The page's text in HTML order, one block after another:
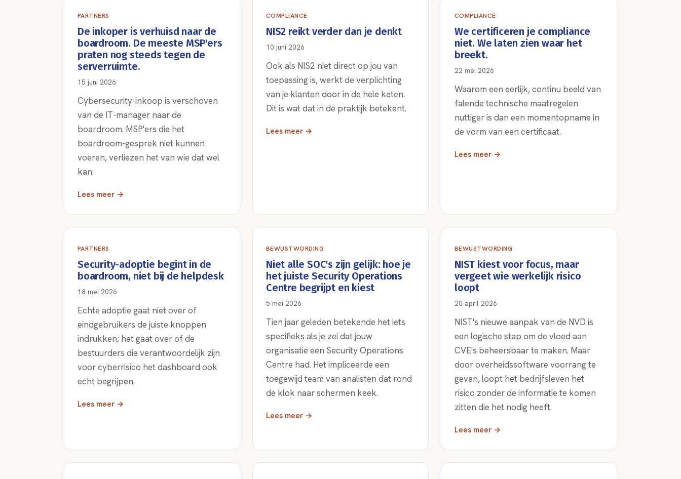
PARTNERS
De inkoper is verhuisd naar de
boardroom. De meeste MSP'ers
praten nog steeds tegen de
serverruimte.
15 juni 2026
Cybersecurity-inkoop is verschoven
van de IT-manager naar de
boardroom. MSP'ers die het
boardroom-gesprek niet kunnen
voeren, verliezen het van wie dat wel
kan.
Lees meer →
COMPLIANCE
NIS2 reikt verder dan je denkt
10 juni 2026
Ook als NIS2 niet direct op jou van
toepassing is, werkt de verplichting
van je klanten door in de hele keten.
Dit is wat dat in de praktijk betekent.
Lees meer →
COMPLIANCE
We certificeren je compliance
niet. We laten zien waar het
breekt.
22 mei 2026
Waarom een eerlijk, continu beeld van
falende technische maatregelen
nuttiger is dan een momentopname in
de vorm van een certificaat.
Lees meer →
PARTNERS
Security-adoptie begint in de
boardroom, niet bij de helpdesk
18 mei 2026
Echte adoptie gaat niet over of
eindgebruikers de juiste knoppen
indrukken; het gaat over of de
bestuurders die verantwoordelijk zijn
voor cyberrisico het dashboard ook
echt begrijpen.
Lees meer →
BEWUSTWORDING
Niet alle SOC's zijn gelijk: hoe je
het juiste Security Operations
Centre begrijpt en kiest
5 mei 2026
Tien jaar geleden betekende het iets
specifieks als je zei dat jouw
organisatie een Security Operations
Centre had. Het impliceerde een
toegewijd team van analisten dat rond
de klok naar schermen keek.
Lees meer →
BEWUSTWORDING
NIST kiest voor focus, maar
vergeet wie werkelijk risico
loopt
20 april 2026
NIST's nieuwe aanpak van de NVD is
een logische stap om de vloed aan
CVE's beheersbaar te maken. Maar
door overheidssoftware voorrang te
geven, loopt het bedrijfsleven het
risico zonder de informatie te komen
zitten die het nodig heeft.
Lees meer →